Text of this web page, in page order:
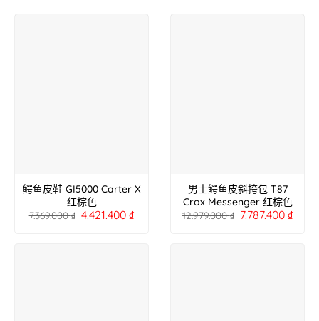
鳄鱼皮鞋 GI5000 Carter X
红棕色
7.369.000₫ 4.421.400₫
男士鳄鱼皮斜挎包 T87
Crox Messenger 红棕色
12.979.000₫ 7.787.400₫